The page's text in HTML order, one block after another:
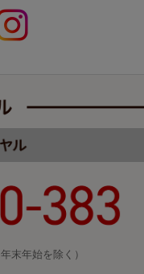
末年始を除く）